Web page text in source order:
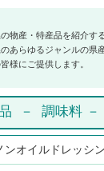
物産・特産品を紹介す
あらゆるジャンルの県
様にご提供します。
－ 調味料 －
ンオイルドレッシ